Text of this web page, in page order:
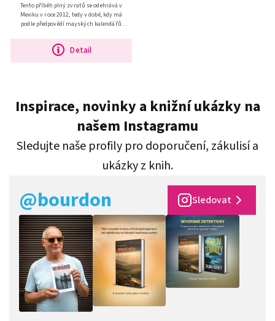
Detail
Tento příběh plný zvratů se odehrává v
Mexiku v roce 2012, tedy v době, kdy má
podle předpovědí mayských kalendářů
Richard Cappa pracující...
Inspirace, novinky a knižní ukázky na
našem Instagramu
Sledujte naše profily pro doporučení, zákulisí a
ukázky z knih.
@bourdon Sledovat